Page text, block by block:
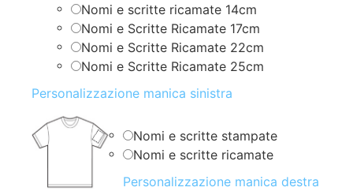
Nomi e scritte ricamate 14cm
Nomi e Scritte Ricamate 17cm
Nomi e Scritte Ricamate 22cm
Nomi e Scritte Ricamate 25cm
Personalizzazione manica sinistra
Nomi e scritte stampate
Nomi e scritte ricamate
Personalizzazione manica destra